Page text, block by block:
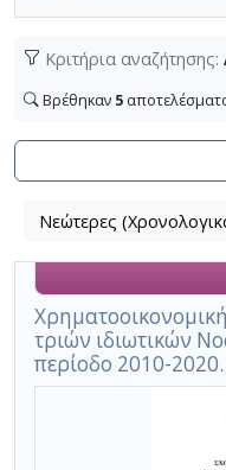
Κριτήρια αναζήτησης:
Βρέθηκαν 5
Βρέθηκαν
αποτελέσματα
,
σύνολο
σελίδων
Λίστα
τα
αποτελέσματα
αναζήτησης:
Νεώτερες
τριών ιδιωτικών
περίοδο 2010-2020.